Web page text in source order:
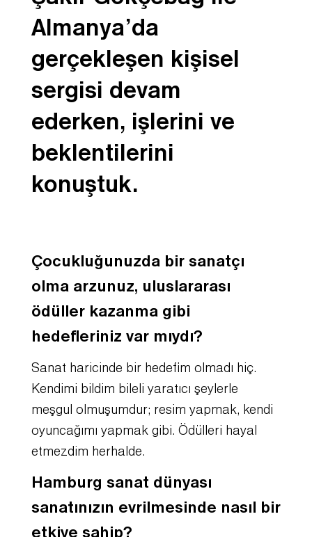
Almanya’da
gerçekleşen kişisel
sergisi devam
ederken, işlerini ve
beklentilerini
konuştuk.
Çocukluğunuzda bir sanatçı
olma arzunuz, uluslararası
ödüller kazanma gibi
hedefleriniz var mıydı?
Sanat haricinde bir hedefim olmadı hiç.
Kendimi bildim bileli yaratıcı şeylerle
meşgul olmuşumdur; resim yapmak, kendi
oyuncağımı yapmak gibi. Ödülleri hayal
etmezdim herhalde.
Hamburg sanat dünyası
sanatınızın evrilmesinde nasıl bir
etkiye sahip?